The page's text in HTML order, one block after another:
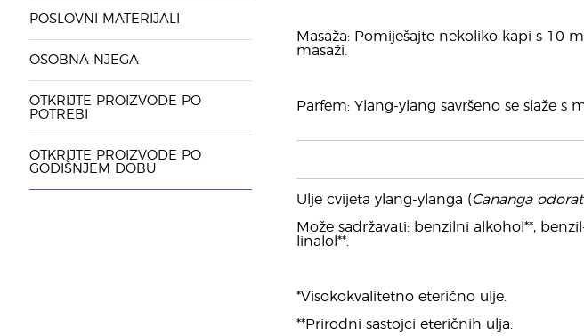
POSLOVNI MATERIJALI
OSOBNA NJEGA
OTKRIJTE PROIZVODE PO
POTREBI
OTKRIJTE PROIZVODE PO
GODIŠNJEM DOBU
Masaža: Pomiješajte nekoliko kapi s 10
masaži.
Parfem: Ylang-ylang savršeno se slaže
Ulje cvijeta ylang-ylanga (Cananga
Može sadržavati: benzilni alkohol**,
linalol**.
*Visokokvalitetno eterično ulje.
**Prirodni sastojci eteričnih ulja.